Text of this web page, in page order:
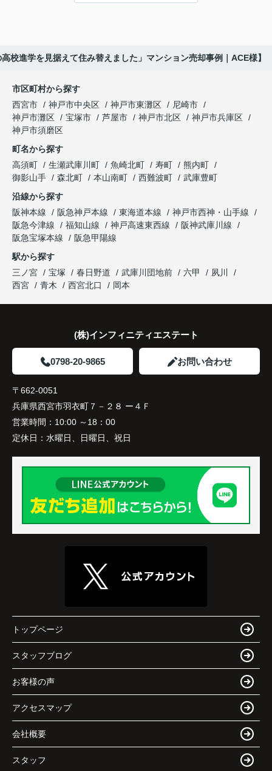
趣味を楽しむ時間が増えました。
これからの暮らしを前向きに考えられるようにな
り、住み替えを決断して本当に良かったと思ってい
ます。
「立地も良く、長期保有したい物件です。」
と話され、このビルを大切に運営してくださること
になりました。
長年守ってきた資産を安心して引き継ぐことがで
き、家族全員が納得できる売却となりました。
「レ・ジェイド西宮北口」の査定だけでなく、新居
購入とのタイミングや資金計画についても丁寧に説
明してくださいました。
販売活動では、西宮北口駅へのアクセス、阪急西宮
ガーデンズ、教育施設、商業施設など、このエリア
した。
購入されたご家族は、
と大変喜ばれ、この住まいを選ばれました。
住み替え後は家族それぞれの通勤・通学時間が短く
家族全員にとって、将来を見据えた良い選択だった
校進学を見据えて住み替えました」マンション売却事例｜ACE様】
市区町村から探す
西宮市
神戸市中央区 神戸市東灘区
尼崎市
神戸市灘区
宝塚市 芦屋市 神戸市北区
神戸市兵庫区
神戸市須磨区
町名から探す
高須町
生瀬武庫川町 魚崎北町 寿町
熊内町
御影山手
森北町 本山南町 西難波町
武庫豊町
沿線から探す
阪神本線
阪急神戸本線 東海道本線
神戸市西神・山手線
阪急今津線
福知山線 神戸高速東西線
阪神武庫川線
阪急宝塚本線
阪急甲陽線
駅から探す
三ノ宮
宝塚 春日野道 武庫川団地前 六甲
夙川
西宮
青木 西宮北口 岡本
(株)インフィニティエステート
0798-20-9865 お問い合わせ
〒662-0051
兵庫県西宮市羽衣町７－２８ ー４Ｆ
営業時間： 10:00 ～18：00
定休日： 水曜日、日曜日、祝日
トップページ
スタッフブログ
お客様の声
アクセスマップ
会社概要
スタッフ